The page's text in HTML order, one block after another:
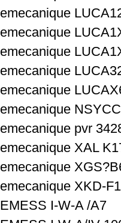
emecanique
emecanique
emecanique
emecanique
emecanique
emecanique
emecanique pvr
emecanique XAL
emecanique
emecanique XKD-
EMESS I-W-A /A7